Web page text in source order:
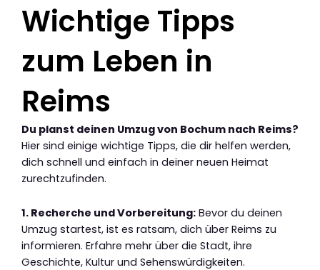
Wichtige Tipps
zum Leben in
Reims
Du planst deinen Umzug von Bochum nach Reims?
Hier sind einige wichtige Tipps, die dir helfen werden,
dich schnell und einfach in deiner neuen Heimat
zurechtzufinden.
1. Recherche und Vorbereitung: Bevor du deinen
Umzug startest, ist es ratsam, dich über Reims zu
informieren. Erfahre mehr über die Stadt, ihre
Geschichte, Kultur und Sehenswürdigkeiten.